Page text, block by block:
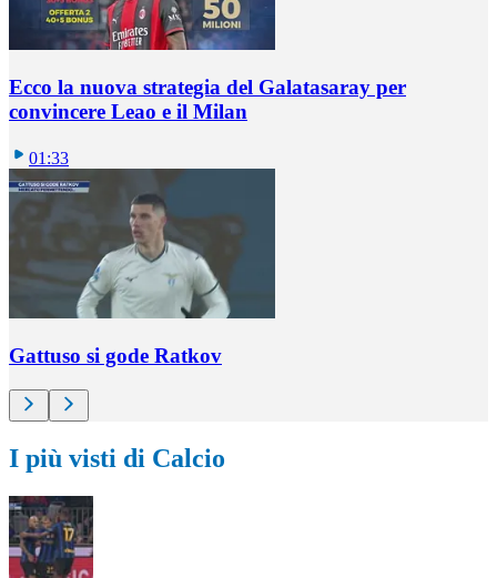
Ecco la nuova strategia del Galatasaray per
convincere Leao e il Milan
01:33
Gattuso si gode Ratkov
I più visti di Calcio